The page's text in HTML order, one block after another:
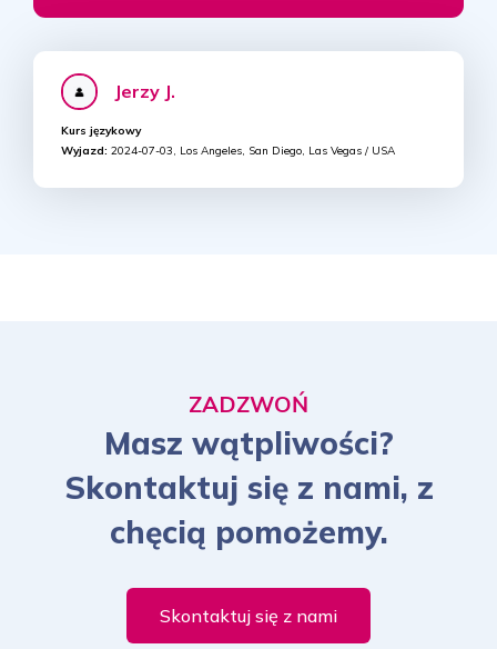
Jerzy J.
Kurs językowy
Wyjazd: 2024-07-03, Los Angeles, San Diego, Las Vegas / USA
ZADZWOŃ
Masz wątpliwości?
Skontaktuj się z nami, z
chęcią pomożemy.
Skontaktuj się z nami